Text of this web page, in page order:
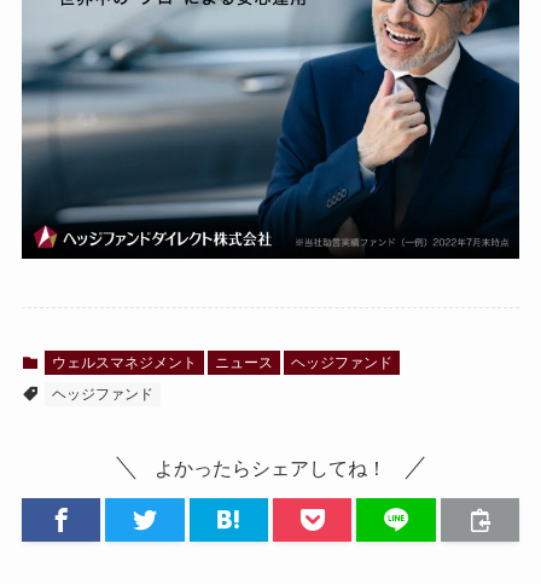
ウェルスマネジメント ニュース
ヘッジファンド
ヘッジファンド
よかったらシェアしてね！